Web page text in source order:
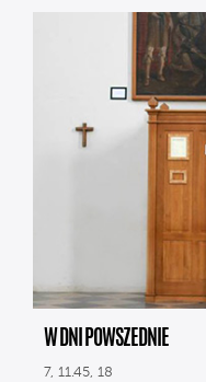
W DNI POWSZEDNIE
7, 11.45, 18